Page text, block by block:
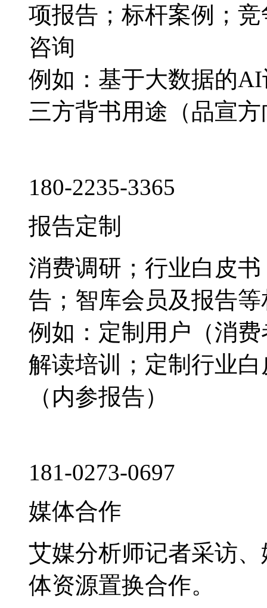
项报告；标杆案例；
咨询
例如：基于大数据的
三方背书用途（品宣
180-2235-3365
报告定制
消费调研；行业白皮
告；智库会员及报告
例如：定制用户（消
解读培训；定制行业
（内参报告）
181-0273-0697
媒体合作
艾媒分析师记者采访
体资源置换合作。